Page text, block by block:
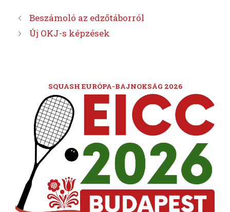
Beszámoló az edzőtáborról
Új OKJ-s képzések
SQUASH EURÓPA-BAJNOKSÁG 2026